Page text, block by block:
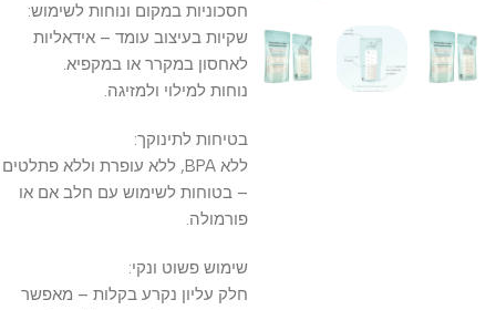
חסכוניות במקום ונוחות לשימוש:
שקיות בעיצוב עומד – אידאליות
לאחסון במקרר או במקפיא.
נוחות למילוי ולמזיגה.
בטיחות לתינוקך:
ללא BPA, ללא עופרת וללא פתלטים
– בטוחות לשימוש עם חלב אם או
פורמולה.
שימוש פשוט ונקי:
חלק עליון נקרע בקלות – מאפשר